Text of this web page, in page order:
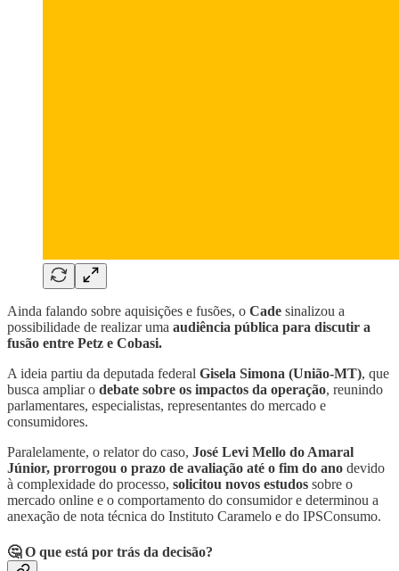
Ainda falando sobre aquisições e fusões, o Cade sinalizou a
possibilidade de realizar uma audiência pública para discutir a
fusão entre Petz e Cobasi.
A ideia partiu da deputada federal Gisela Simona (União-MT), que
busca ampliar o debate sobre os impactos da operação, reunindo
parlamentares, especialistas, representantes do mercado e
consumidores.
Paralelamente, o relator do caso, José Levi Mello do Amaral
Júnior, prorrogou o prazo de avaliação até o fim do ano devido
à complexidade do processo, solicitou novos estudos sobre o
mercado online e o comportamento do consumidor e determinou a
anexação de nota técnica do Instituto Caramelo e do IPSConsumo.
🤔 O que está por trás da decisão?